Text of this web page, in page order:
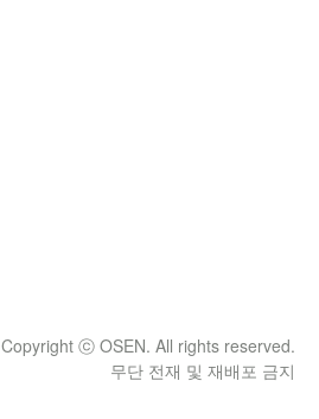
Copyright ⓒ OSEN. All rights reserved.
무단 전재 및 재배포 금지